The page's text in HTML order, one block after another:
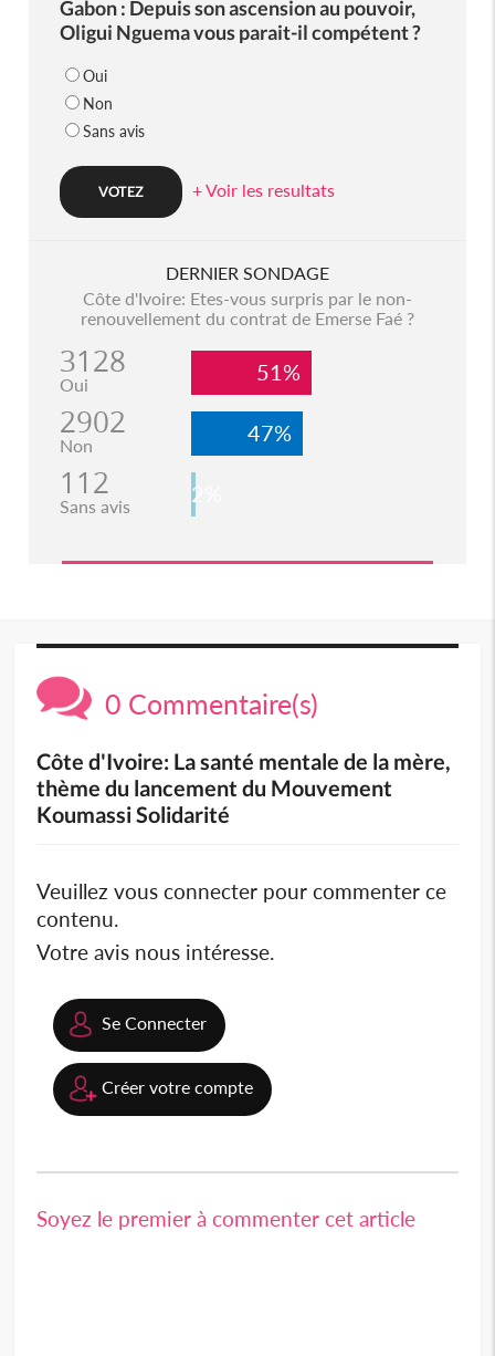
Gabon : Depuis son ascension au pouvoir,
Oligui Nguema vous parait-il compétent ?
Oui
Non
Sans avis
+ Voir les resultats
DERNIER SONDAGE
Côte d'Ivoire: Etes-vous surpris par le non-
renouvellement du contrat de Emerse Faé ?
3128
Oui 51%
2902
Non 47%
112
Sans avis 2%
0 Commentaire(s)
Côte d'Ivoire: La santé mentale de la mère,
thème du lancement du Mouvement
Koumassi Solidarité
Veuillez vous connecter pour commenter ce
contenu.
Votre avis nous intéresse.
Se Connecter
Créer votre compte
Soyez le premier à commenter cet article